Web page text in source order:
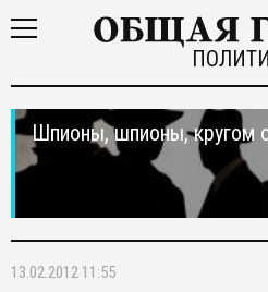
Шпионы, шпионы, кругом
13.02.2012 11:55